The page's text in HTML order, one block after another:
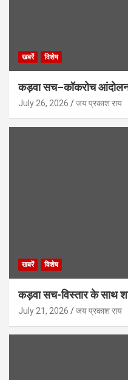
खबरें विशेष
कड़वा सच–कॉकरोच आंदोलन
July 26, 2026 जय प्रकाश राय
खबरें विशेष
कड़वा सच-विस्तार के साथ
July 21, 2026 जय प्रकाश राय